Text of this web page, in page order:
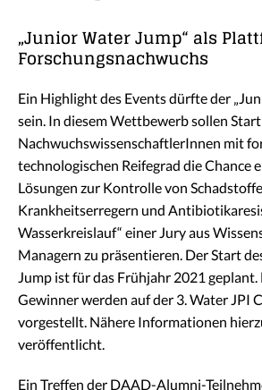
„Junior Water Jump“ als
Forschungsnachwuchs
Ein Highlight des Events dürfte der
sein. In diesem Wettbewerb sollen
NachwuchswissenschaftlerInnen mit
technologischen Reifegrad die Chance
Lösungen zur Kontrolle von
Krankheitserregern und
Wasserkreislauf“ einer Jury aus
Managern zu präsentieren. Der Start
Jump ist für das Frühjahr 2021
Gewinner werden auf der 3. Water JPI
vorgestellt. Nähere Informationen
veröffentlicht.
Ein Treffen der DAAD-Alumni-